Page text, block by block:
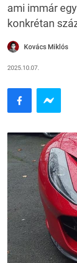
ami immár
konkrétan
Kovács Miklós
2025.10.07.